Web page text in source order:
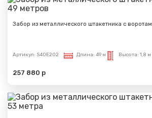
Забор из металлического штакетника с
Артикул: S40E202 Длина: 49 м Высота: 1,8 м
257 880 р